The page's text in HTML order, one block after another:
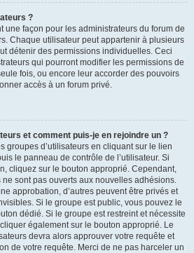
?
une façon pour les administrateurs du forum de
Chaque utilisateur peut appartenir à plusieurs
détenir des permissions individuelles. Ceci
qui pourront modifier les permissions de
fois, ou encore leur accorder des pouvoirs
accès à un forum privé.
et comment puis-je en rejoindre un ?
groupes d’utilisateurs en cliquant sur le lien
le panneau de contrôle de l’utilisateur. Si
cliquez sur le bouton approprié. Cependant,
ne sont pas ouverts aux nouvelles adhésions.
approbation, d’autres peuvent être privés et
Si le groupe est public, vous pouvez le
dédié. Si le groupe est restreint et nécessite
également sur le bouton approprié. Le
devra alors approuver votre requête et
de votre requête. Merci de ne pas harceler un